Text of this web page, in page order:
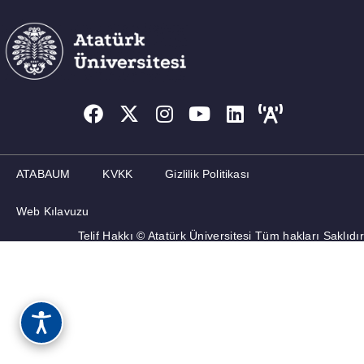
ATABAUM KVKK Gizlilik Politikası
Web Kılavuzu
Telif Hakkı © Atatürk Üniversitesi Tüm hakları Saklıdır